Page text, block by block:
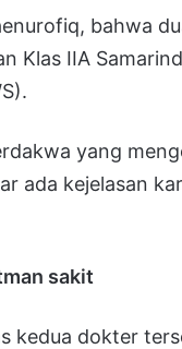
bahwa
Klas IIA
yang
ada kejelasan
sakit
kedua dokter